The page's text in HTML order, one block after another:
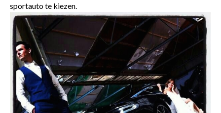
sportauto te kiezen.